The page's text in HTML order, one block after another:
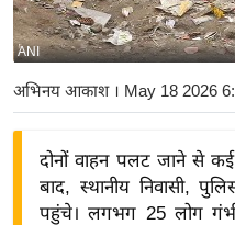
य
बि
ज़
ने
द्यो
ANI
अभिनय आकाश। May 18 2026
दोनों वाहन पलट जाने से
बाद, स्थानीय निवासी,
पहुंचे। लगभग 25 लोग